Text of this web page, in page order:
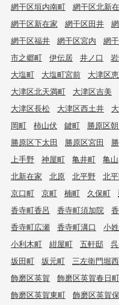
網干区垣内南町
網干区北新
網干区新在家
網干区田井
網干区福井
網干区宮内 網
市之郷町
伊伝居 井ノ口
大塩町
大塩町宮前 大津区
大津区北天満町
大津区吉美
大津区長松
大津区西土井
岡町
柿山伏 鍵町 勝原区
勝原区下太田
勝原区宮田
上手野
神屋町 亀井町 亀山
北新在家
北原 北平野 北
京口町
京町 楠町 久保町
香寺町香呂
香寺町須加院
香寺町広瀬
香寺町溝口 小
小利木町
紺屋町 五軒邸
坂田町
坂元町 三左衛門堀
飾磨区英賀
飾磨区英賀春日町
飾磨区英賀東町
飾磨区英賀